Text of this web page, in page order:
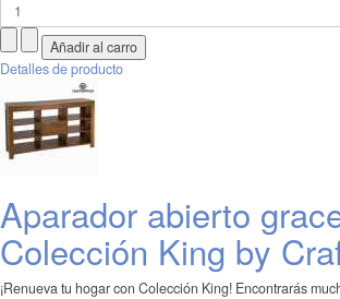
Detalles de producto
Aparador abierto
Colección King by
¡Renueva tu hogar con Colección King! Encontrarás